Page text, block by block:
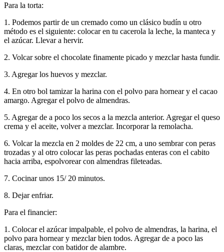
Para la torta:
1. Podemos partir de un cremado como un clásico budín u otro
método es el siguiente: colocar en tu cacerola la leche, la manteca y
el azúcar. Llevar a hervir.
2. Volcar sobre el chocolate finamente picado y mezclar hasta fundir.
3. Agregar los huevos y mezclar.
4. En otro bol tamizar la harina con el polvo para hornear y el cacao
amargo. Agregar el polvo de almendras.
5. Agregar de a poco los secos a la mezcla anterior. Agregar el queso
crema y el aceite, volver a mezclar. Incorporar la remolacha.
6. Volcar la mezcla en 2 moldes de 22 cm, a uno sembrar con peras
trozadas y al otro colocar las peras pochadas enteras con el cabito
hacia arriba, espolvorear con almendras fileteadas.
7. Cocinar unos 15/ 20 minutos.
8. Dejar enfriar.
Para el financier:
1. Colocar el azúcar impalpable, el polvo de almendras, la harina, el
polvo para hornear y mezclar bien todos. Agregar de a poco las
claras, mezclar con batidor de alambre.